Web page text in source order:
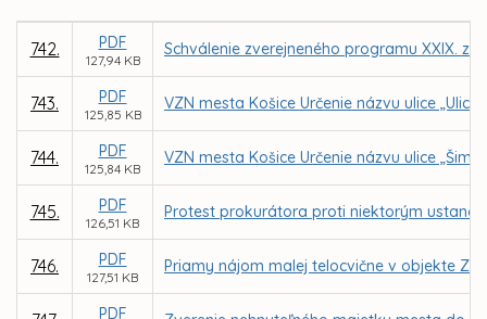
742. PDF
127,94 KB
Schválenie zverejneného programu XXIX.
743. PDF
125,85 KB
VZN mesta Košice Určenie názvu ulice „Ulica
744. PDF
125,84 KB
VZN mesta Košice Určenie názvu ulice
745. PDF
126,51 KB
Protest prokurátora proti niektorým
746. PDF
127,51 KB
Priamy nájom malej telocvične v objekte
PDF